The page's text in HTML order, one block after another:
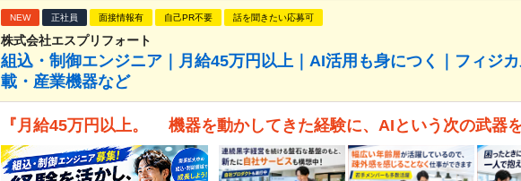
NEW 正社員 面接情報有 自己PR不要 話を聞きたい応募可
株式会社エスプリフォート
組込・制御エンジニア｜月給45万円以上｜AI活用も身につく｜フィジ
載・産業機器など
『月給45万円以上。 機器を動かしてきた経験に、AIという次の武器を